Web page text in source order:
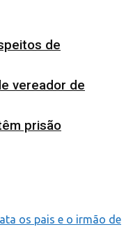
de
vereador de
prisão